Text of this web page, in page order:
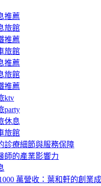
推薦
旅館
推薦
旅館
推薦
旅館
推薦
ktv
party
休息
旅館
診療細節與服務保障
師的產業影響力
萬營收：葉和軒的創業